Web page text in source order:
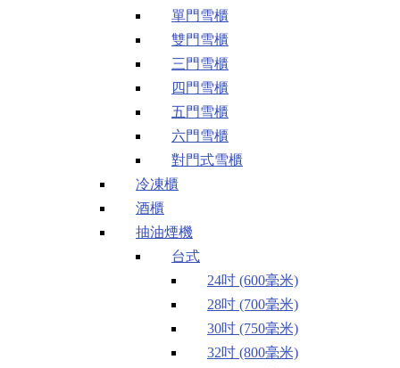
單門雪櫃
雙門雪櫃
三門雪櫃
四門雪櫃
五門雪櫃
六門雪櫃
對門式雪櫃
冷凍櫃
酒櫃
抽油煙機
台式
24吋 (600毫米)
28吋 (700毫米)
30吋 (750毫米)
32吋 (800毫米)